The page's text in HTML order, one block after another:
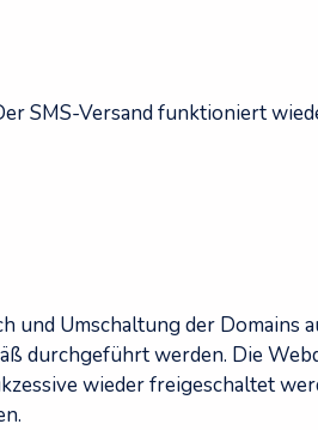
SMS-Versand funktioniert
und Umschaltung der Domains
durchgeführt werden. Die
wieder freigeschaltet